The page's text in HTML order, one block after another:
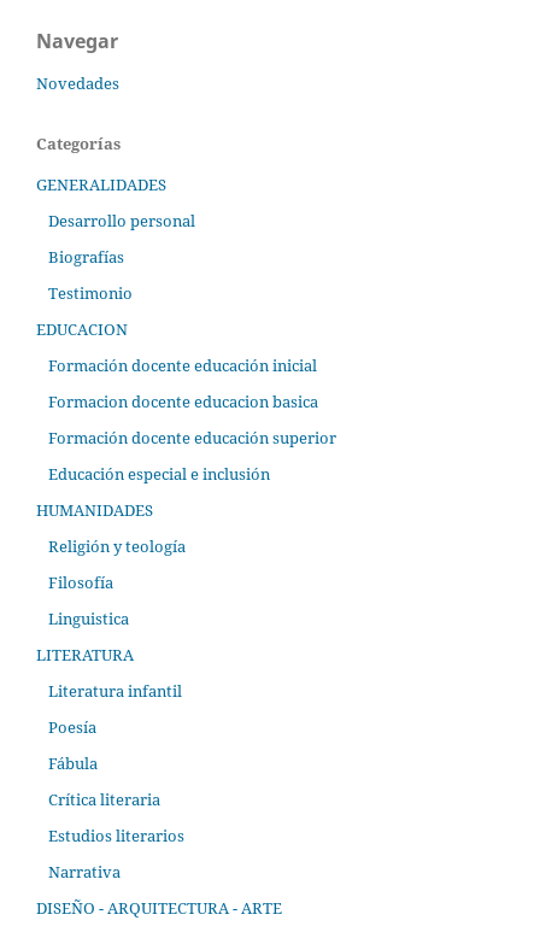
Navegar
Novedades
Categorías
GENERALIDADES
Desarrollo personal
Biografías
Testimonio
EDUCACION
Formación docente educación inicial
Formacion docente educacion basica
Formación docente educación superior
Educación especial e inclusión
HUMANIDADES
Religión y teología
Filosofía
Linguistica
LITERATURA
Literatura infantil
Poesía
Fábula
Crítica literaria
Estudios literarios
Narrativa
DISEÑO - ARQUITECTURA - ARTE